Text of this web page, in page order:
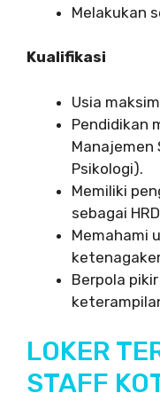
Melakukan
Kualifikasi
Usia
Pendidikan
Manajemen
Psikologi).
Memiliki
sebagai
Memahami
Berpola
LOKER
STAFF